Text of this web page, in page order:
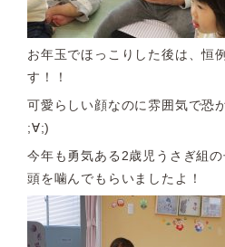
お年玉でほっこりした後は、恒
す！！
可愛らしい顔なのに雰囲気で恐
;∀;)
今年も勇気ある2歳児うさぎ組
頭を噛んでもらいましたよ！